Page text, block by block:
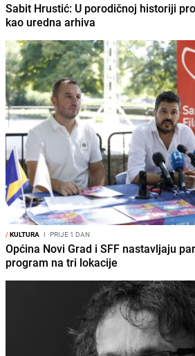
Sabit Hrustić: U porodičnoj historiji
kao uredna arhiva
/KULTURA I PRIJE 1 DAN
Općina Novi Grad i SFF nastavljaju
program na tri lokacije